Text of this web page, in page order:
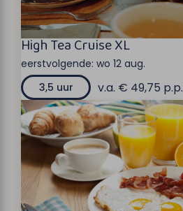
High Tea Cruise XL
eerstvolgende: wo 12 aug.
3,5 uur
v.a. € 49,75 p.p.